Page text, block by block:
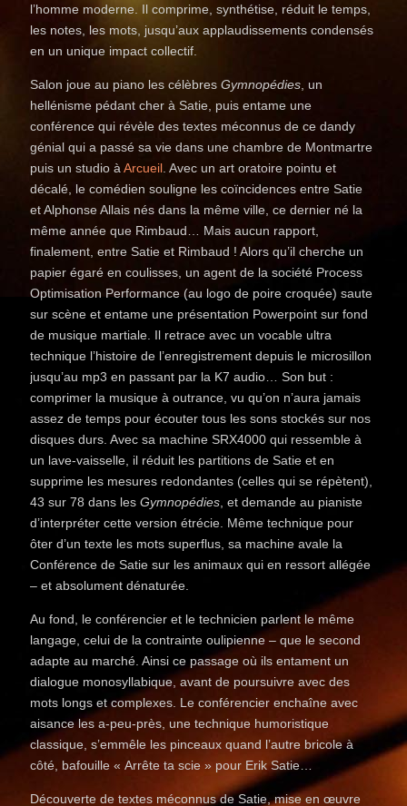
l’homme moderne. Il comprime, synthétise, réduit le temps,
les notes, les mots, jusqu’aux applaudissements condensés
en un unique impact collectif.
Salon joue au piano les célèbresGymnopédies , un
hellénisme pédant cher à Satie, puis entame une
conférence qui révèle des textes méconnus de ce dandy
génial qui a passé sa vie dans une chambre de Montmartre
puis un studio àArcueil . Avec un art oratoire pointu et
décalé, le comédien souligne les coïncidences entre Satie
et Alphonse Allais nés dans la même ville, ce dernier né la
même année que Rimbaud… Mais aucun rapport,
finalement, entre Satie et Rimbaud ! Alors qu’il cherche un
papier égaré en coulisses, un agent de la société Process
Optimisation Performance (au logo de poire croquée) saute
sur scène et entame une présentation Powerpoint sur fond
de musique martiale. Il retrace avec un vocable ultra
technique l’histoire de l’enregistrement depuis le microsillon
jusqu’au mp3 en passant par la K7 audio… Son but :
comprimer la musique à outrance, vu qu’on n’aura jamais
assez de temps pour écouter tous les sons stockés sur nos
disques durs. Avec sa machine SRX4000 qui ressemble à
un lave-vaisselle, il réduit les partitions de Satie et en
supprime les mesures redondantes (celles qui se répètent),
43 sur 78 dans lesGymnopédies , et demande au pianiste
d’interpréter cette version étrécie. Même technique pour
ôter d’un texte les mots superflus, sa machine avale la
Conférence de Satie sur les animaux qui en ressort allégée
– et absolument dénaturée.
Au fond, le conférencier et le technicien parlent le même
langage, celui de la contrainte oulipienne – que le second
adapte au marché. Ainsi ce passage où ils entament un
dialogue monosyllabique, avant de poursuivre avec des
mots longs et complexes. Le conférencier enchaîne avec
aisance les a-peu-près, une technique humoristique
classique, s’emmêle les pinceaux quand l’autre bricole à
côté, bafouille « Arrête ta scie » pour Erik Satie…
Découverte de textes méconnus de Satie, mise en œuvre